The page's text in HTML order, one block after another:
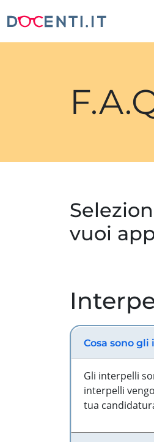
vuoi
Cosa sono
Gli interpelli
interpelli
tua